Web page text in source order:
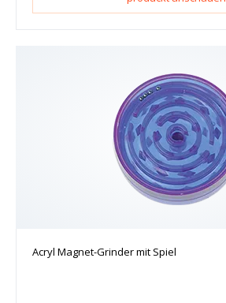
Acryl Magnet-Grinder mit Spiel